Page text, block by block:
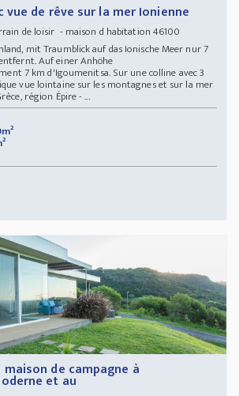
vue de rêve sur la mer Ionienne
de loisir - maison d habitation 46100
mit Traumblick auf das Ionische Meer nur 7
Auf einer Anhöhe
7 km d'Igoumenitsa. Sur une colline avec 3
vue lointaine sur les montagnes et sur la mer
région Épire - ...
maison de campagne à
et au